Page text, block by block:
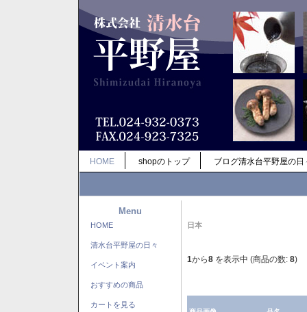
HOME shopのトップ ブログ清水台平野屋の日
Menu
HOME
清水台平野屋の日々
イベント案内
おすすめの商品
カートを見る
日本
1から8 を表示中 (商品の数: 8)